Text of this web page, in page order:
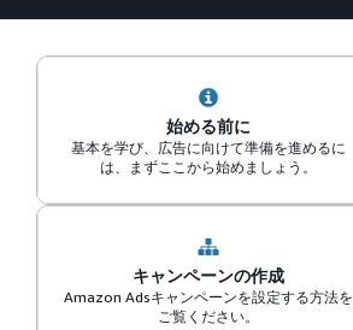
始める前に
基本を学び、広告に向けて準備を進めるに
は、まずここから始めましょう。
キャンペーンの作成
Amazon Adsキャンペーンを設定する方法を
ご覧ください。